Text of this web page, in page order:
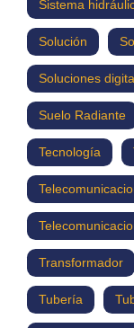
Sistema
Solución
Soluciones
Suelo Radiante
Tecnología
Transformador
Tubería